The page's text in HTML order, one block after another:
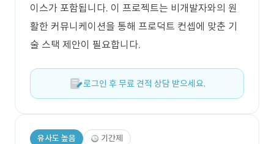
이스가 포함됩니다. 이 프로젝트는 비개발자와의 원
활한 커뮤니케이션을 통해 프로덕트 컨셉에 맞춘 기
술 스택 제안이 필요합니다.
로그인 후 무료 견적 상담 받으세요.
유사도 높음 기간제